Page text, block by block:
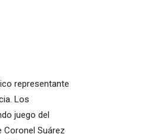
representante
Los
juego del
Suárez